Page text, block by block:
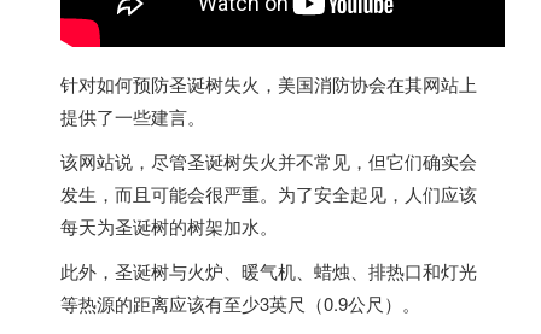
针对如何预防圣诞树失火，美国消防协会在其网站上
提供了一些建言。
该网站说，尽管圣诞树失火并不常见，但它们确实会
发生，而且可能会很严重。为了安全起见，人们应该
每天为圣诞树的树架加水。
此外，圣诞树与火炉、暖气机、蜡烛、排热口和灯光
等热源的距离应该有至少3英尺（0.9公尺）。